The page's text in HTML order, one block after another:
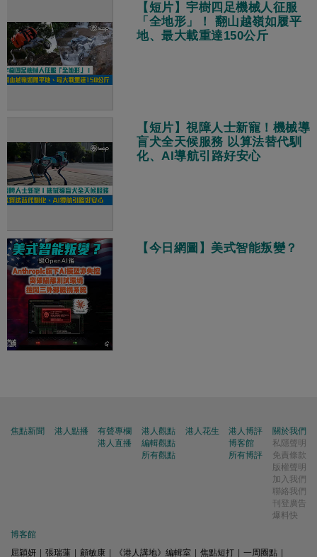
【短片】宇樹四足機械人征服
「全地形」！ 翻山越嶺如履平
地、最大載重達150公斤
【短片】視障人士新寵！機械導
盲犬全天候服務 以算法替代馴
化、AI導航引路好安心
【今日網圖】美式智能叛變？
焦點新聞 港人點播
有聲專欄
港人直播
港人觀點
編輯觀點
所有觀點
港人花生
港人博評
博客館
所有博評
關於我們
私隱聲明
免責條款
版權聲明
加入我們
聯絡我們
刊登廣告
爆料快
博客館
屈穎妍
張瑞蓮 顧敏康 《港人講地》編輯室 焦點短打 一周圈點